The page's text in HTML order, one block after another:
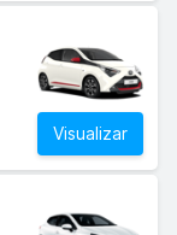
Visualizar